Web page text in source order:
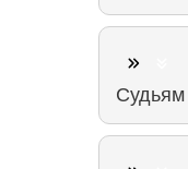
Судьям